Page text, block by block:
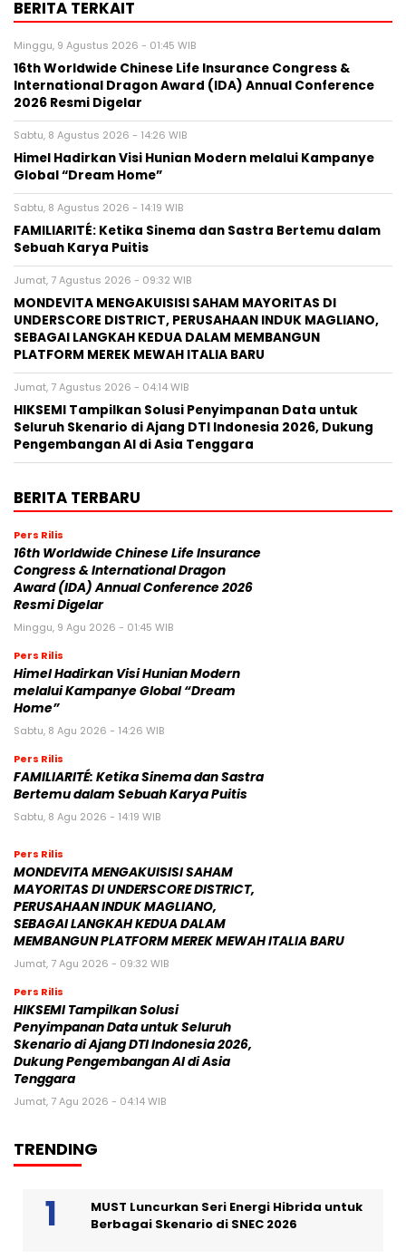
BERITA TERKAIT
Minggu, 9 Agustus 2026 - 01:45 WIB
16th Worldwide Chinese Life Insurance Congress &
International Dragon Award (IDA) Annual Conference
2026 Resmi Digelar
Sabtu, 8 Agustus 2026 - 14:26 WIB
Himel Hadirkan Visi Hunian Modern melalui Kampanye
Global “Dream Home”
Sabtu, 8 Agustus 2026 - 14:19 WIB
FAMILIARITÉ: Ketika Sinema dan Sastra Bertemu dalam
Sebuah Karya Puitis
Jumat, 7 Agustus 2026 - 09:32 WIB
MONDEVITA MENGAKUISISI SAHAM MAYORITAS DI
UNDERSCORE DISTRICT, PERUSAHAAN INDUK MAGLIANO,
SEBAGAI LANGKAH KEDUA DALAM MEMBANGUN
PLATFORM MEREK MEWAH ITALIA BARU
Jumat, 7 Agustus 2026 - 04:14 WIB
HIKSEMI Tampilkan Solusi Penyimpanan Data untuk
Seluruh Skenario di Ajang DTI Indonesia 2026, Dukung
Pengembangan AI di Asia Tenggara
BERITA TERBARU
Pers Rilis
16th Worldwide Chinese Life Insurance
Congress & International Dragon
Award (IDA) Annual Conference 2026
Resmi Digelar
Minggu, 9 Agu 2026 - 01:45 WIB
Pers Rilis
Himel Hadirkan Visi Hunian Modern
melalui Kampanye Global “Dream
Home”
Sabtu, 8 Agu 2026 - 14:26 WIB
Pers Rilis
FAMILIARITÉ: Ketika Sinema dan Sastra
Bertemu dalam Sebuah Karya Puitis
Sabtu, 8 Agu 2026 - 14:19 WIB
Pers Rilis
MONDEVITA MENGAKUISISI SAHAM
MAYORITAS DI UNDERSCORE DISTRICT,
PERUSAHAAN INDUK MAGLIANO,
SEBAGAI LANGKAH KEDUA DALAM
MEMBANGUN PLATFORM MEREK MEWAH ITALIA BARU
Jumat, 7 Agu 2026 - 09:32 WIB
Pers Rilis
HIKSEMI Tampilkan Solusi
Penyimpanan Data untuk Seluruh
Skenario di Ajang DTI Indonesia 2026,
Dukung Pengembangan AI di Asia
Tenggara
Jumat, 7 Agu 2026 - 04:14 WIB
TRENDING
MUST Luncurkan Seri Energi Hibrida untuk
Berbagai Skenario di SNEC 2026